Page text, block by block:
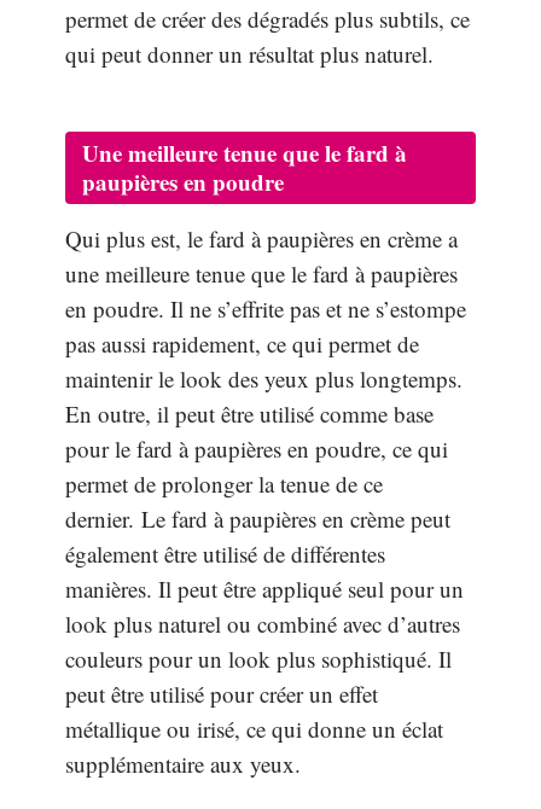
permet de créer des dégradés plus subtils, ce
qui peut donner un résultat plus naturel.
Une meilleure tenue que le fard à
paupières en poudre
Qui plus est, le fard à paupières en crème a
une meilleure tenue que le fard à paupières
en poudre. Il ne s’effrite pas et ne s’estompe
pas aussi rapidement, ce qui permet de
maintenir le look des yeux plus longtemps.
En outre, il peut être utilisé comme base
pour le fard à paupières en poudre, ce qui
permet de prolonger la tenue de ce
dernier. Le fard à paupières en crème peut
également être utilisé de différentes
manières. Il peut être appliqué seul pour un
look plus naturel ou combiné avec d’autres
couleurs pour un look plus sophistiqué. Il
peut être utilisé pour créer un effet
métallique ou irisé, ce qui donne un éclat
supplémentaire aux yeux.